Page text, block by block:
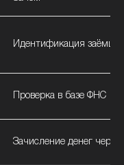
Идентификация
Проверка в базе ФНС
Зачисление денег